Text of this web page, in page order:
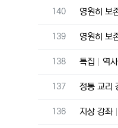
번호
140 영원히 보
번호
139 영원히 보
번호
138 특집 역
번호
137 정통 교리
번호
136 지상 강좌